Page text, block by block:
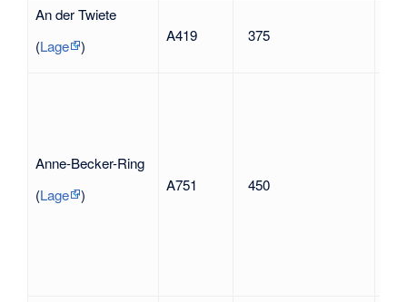
An der Twiete
(Lage )
A419 375
Anne-Becker-Ring
(Lage )
A751 450